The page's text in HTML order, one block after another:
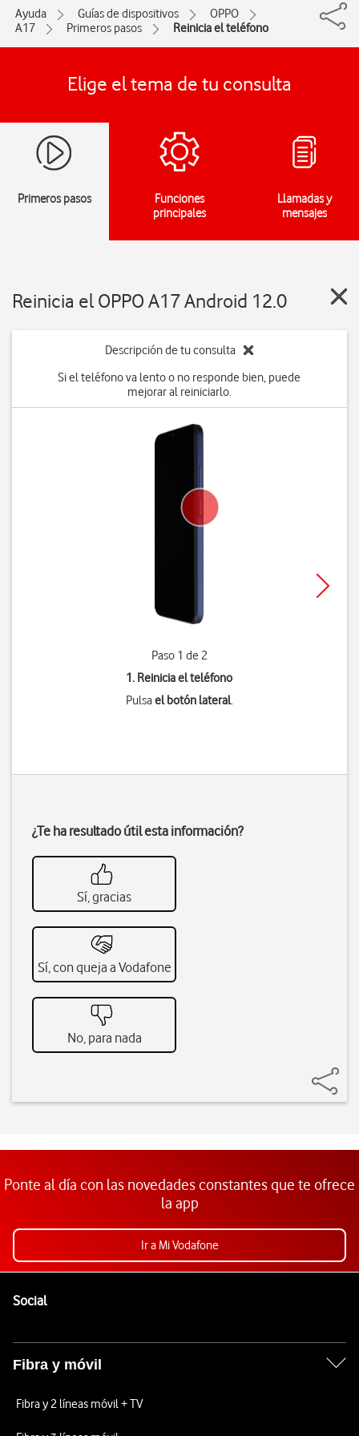
Ayuda Guías de dispositivos
OPPO
A17
Primeros pasos Reinicia el teléfono
Elige el tema de tu consulta
Primeros pasos
Funciones
principales
Llamadas y
mensajes
Reinicia el OPPO A17 Android 12.0
Descripción de tu consulta
Si el teléfono va lento o no responde bien, puede
mejorar al reiniciarlo.
Paso 1 de 2
1. Reinicia el teléfono
Pulsael botón lateral.
¿Te ha resultado útil esta información?
Sí, gracias
Sí, con queja a Vodafone
No, para nada
Ponte al día con las novedades constantes que te ofrece
la app
Ir a Mi Vodafone
SocialEnlaces a las redes sociales de Vodafone
Fibra y móvil
Fibra y 2 líneas móvil + TV